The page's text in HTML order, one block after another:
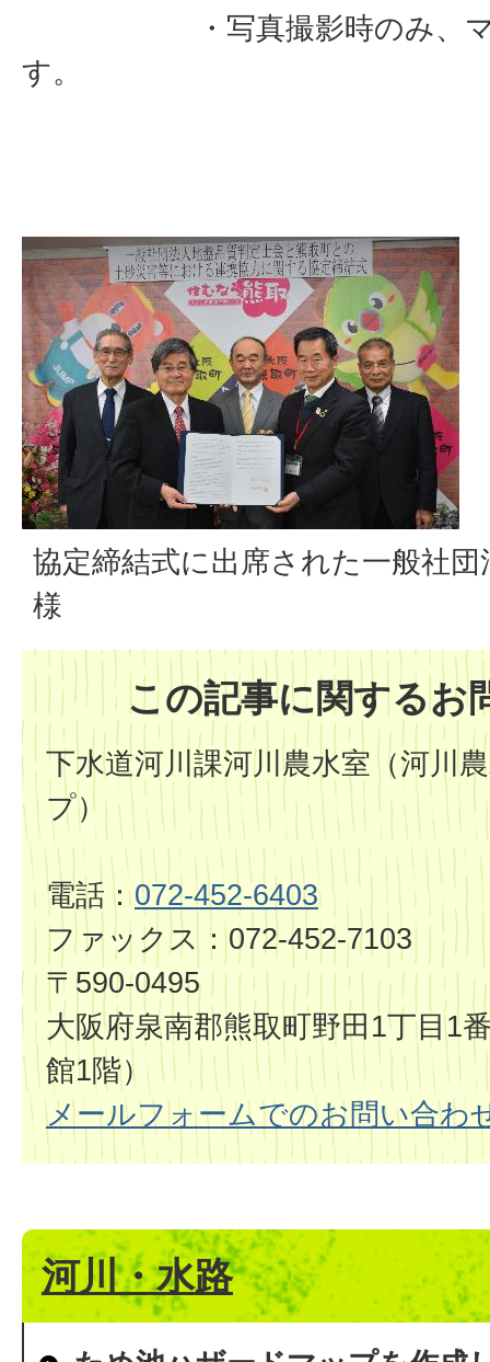
・写真撮影時のみ、マス
す。
協定締結式に出席された一般社
様
この記事に関するお
下水道河川課河川農水室（河川
プ）
電話：072-452-6403
ファックス：072-452-7103
〒590-0495
大阪府泉南郡熊取町野田1丁目1
館1階）
メールフォームでのお問い合わ
河川・水路